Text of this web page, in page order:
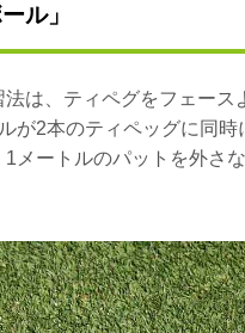
ル」
は、ティペグをフェース
が2本のティペッグに同時
メートルのパットを外さ